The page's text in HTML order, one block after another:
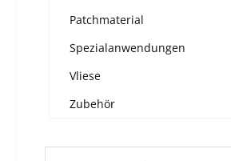
Patchmaterial
Spezialanwendungen
Vliese
Zubehör